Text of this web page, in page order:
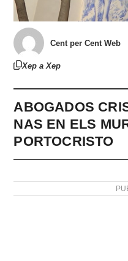
Cent per Cent Web
Xep a Xep
ABOGADOS
NAS EN ELS
PORTOCRISTO